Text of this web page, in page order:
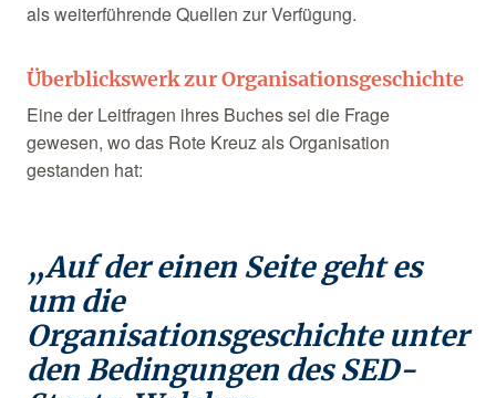
als weiterführende Quellen zur Verfügung.
Überblickswerk zur Organisationsgeschichte
Eine der Leitfragen ihres Buches sei die Frage
gewesen, wo das Rote Kreuz als Organisation
gestanden hat:
„Auf der einen Seite geht es
um die
Organisationsgeschichte unter
den Bedingungen des SED-